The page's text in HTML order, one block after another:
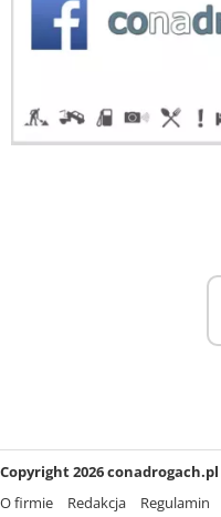
Copyright 2026 conadrogach.pl
O firmie
Redakcja Regulamin